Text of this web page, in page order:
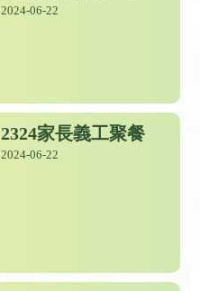
2024-06-22
2324家長義工聚餐
2024-06-22